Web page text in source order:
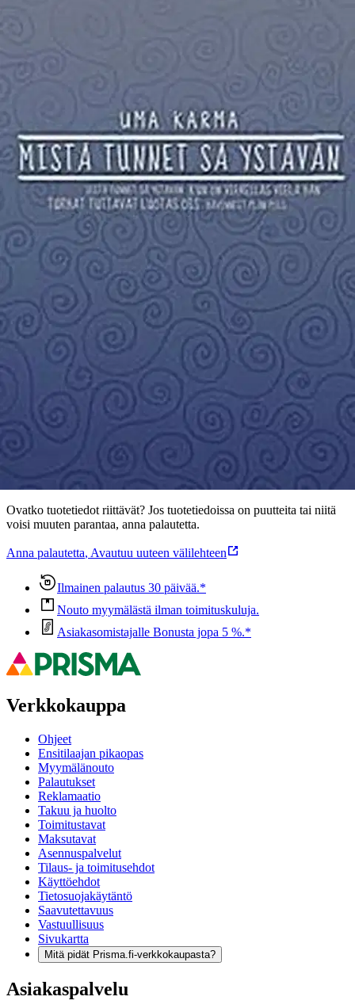
Tuotekuvaus
Kotimaisen nuortenkirjasarjan ensimmäisessä osassa pian 13 vuotta
täyttävä Tatu ja hänen paras ystävänsä Severi viettävät leppoisia
lomapäiviä kesäisessä Kotkassa. Aika kuluu saaristossa ja lähiön
tutuilla kulmilla. Poikien päätä ei aina järki pakota ja he saavat
naapureiden hermot kireiksi toinen toistaan hullummilla kolttosilla.
Myös vihamiehet Häkkinen, Karate kid sekä Musta surma kantavat
kaksikolle kaunaa.Välimatka lapsuudesta aikuisuuteen kutistuu
pikkuhiljaa, ja syksyllä alkava yläaste kummittelee jo Tatun
mielessä. Päällepäin huolettomalla Severilläkin on omat murheensa.
Lapsuuden viimeinen kesä on täynnä pieniä ja suuria muutoksia.
Myös poikien pitkä ystävyys punnitaan, kun pakkaa saapuu
sekoittamaan ihana Aamu Airaksinen. Kesäiseen merikaupunkiin
sijoittuva MISTÄ TUNNET SÄ YSTÄVÄN on ensimmäinen osa
Tatun ja Severin edesottamuksia seuraavassa nuortenkirjasarjassa.
Näytä lisää tuotekuvausta
Ominaisuudet
Oletko tyytyväinen tuotetietoihin?
Ovatko tuotetiedot riittävät? Jos tuotetiedoissa on puutteita tai niitä
voisi muuten parantaa, anna palautetta.
Anna palautetta, Avautuu uuteen välilehteen
Ilmainen palautus 30 päivää.*
Nouto myymälästä ilman toimituskuluja.
Asiakasomistajalle Bonusta jopa 5 %.*
Verkkokauppa
Ohjeet
Ensitilaajan pikaopas
Myymälänouto
Palautukset
Reklamaatio
Takuu ja huolto
Toimitustavat
Maksutavat
Asennuspalvelut
Tilaus- ja toimitusehdot
Käyttöehdot
Tietosuojakäytäntö
Saavutettavuus
Vastuullisuus
Sivukartta
Mitä pidät Prisma.fi-verkkokaupasta?
Asiakaspalvelu